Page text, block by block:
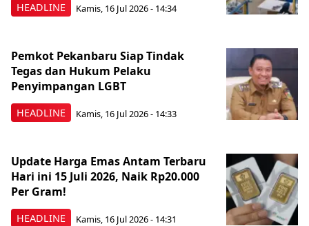
HEADLINE Kamis, 16 Jul 2026 - 14:34
HEADLINE
Pemkot Pekanbaru Siap Tindak
Tegas dan Hukum Pelaku
Penyimpangan LGBT
Kamis, 16 Jul 2026 - 14:33
HEADLINE
Update Harga Emas Antam Terbaru
Hari ini 15 Juli 2026, Naik Rp20.000
Per Gram!
Kamis, 16 Jul 2026 - 14:31